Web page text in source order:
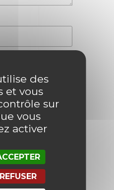
mon e-mail
navigateur
commentaire.
des
et vous
sur
vous
activer